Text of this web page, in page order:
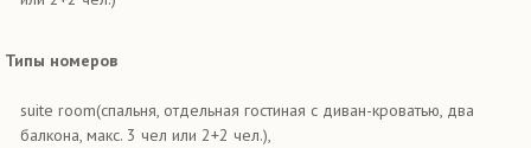
Типы номеров
suite room(спальня, отдельная гостиная с диван-кроватью, два
балкона, макс. 3 чел или 2+2 чел.),